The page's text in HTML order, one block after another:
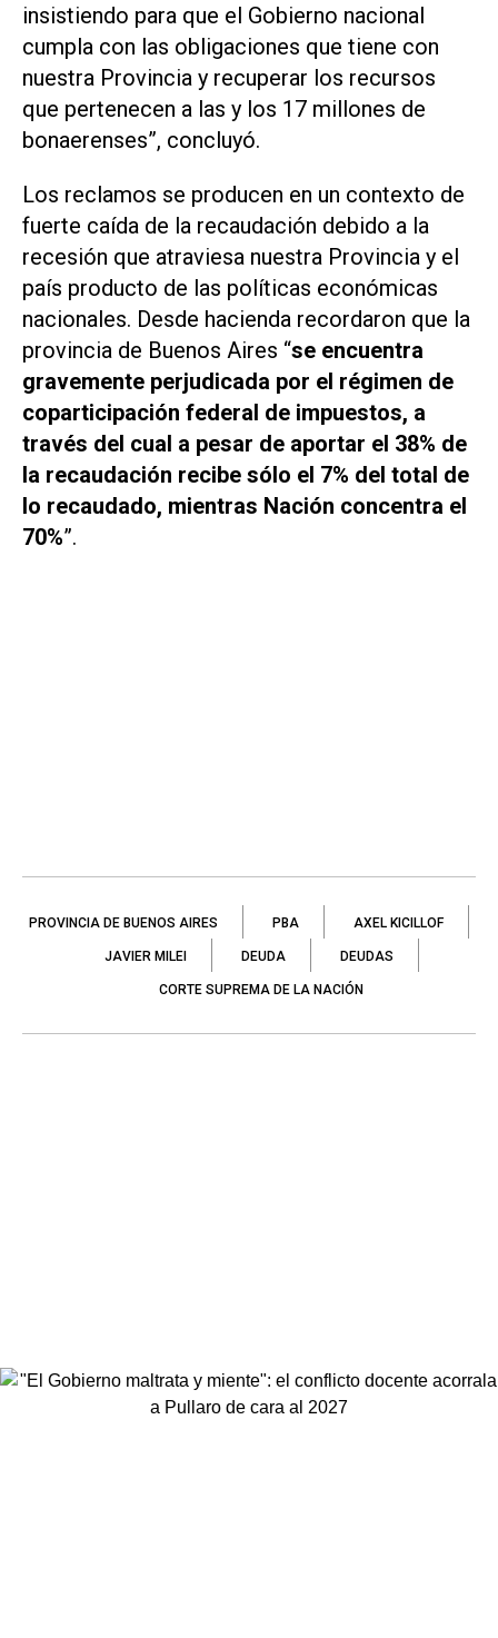
insistiendo para que el Gobierno nacional
cumpla con las obligaciones que tiene con
nuestra Provincia y recuperar los recursos
que pertenecen a las y los 17 millones de
bonaerenses”, concluyó.
Los reclamos se producen en un contexto de
fuerte caída de la recaudación debido a la
recesión que atraviesa nuestra Provincia y el
país producto de las políticas económicas
nacionales. Desde hacienda recordaron que la
provincia de Buenos Aires “se encuentra
gravemente perjudicada por el régimen de
coparticipación federal de impuestos, a
través del cual a pesar de aportar el 38% de
la recaudación recibe sólo el 7% del total de
lo recaudado, mientras Nación concentra el
70%”.
PROVINCIA DE BUENOS AIRES PBA AXEL KICILLOF
JAVIER MILEI DEUDA DEUDAS
CORTE SUPREMA DE LA NACIÓN